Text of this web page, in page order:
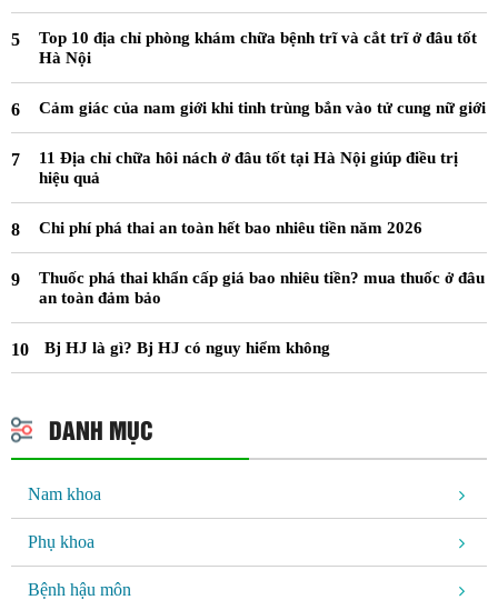
Top 10 địa chỉ phòng khám chữa bệnh trĩ và cắt trĩ ở đâu tốt
Hà Nội
Cảm giác của nam giới khi tinh trùng bắn vào tử cung nữ giới
11 Địa chỉ chữa hôi nách ở đâu tốt tại Hà Nội giúp điều trị
hiệu quả
Chi phí phá thai an toàn hết bao nhiêu tiền năm 2026
Thuốc phá thai khẩn cấp giá bao nhiêu tiền? mua thuốc ở đâu
an toàn đảm bảo
Bj HJ là gì? Bj HJ có nguy hiểm không
DANH MỤC
Nam khoa
Phụ khoa
Bệnh hậu môn